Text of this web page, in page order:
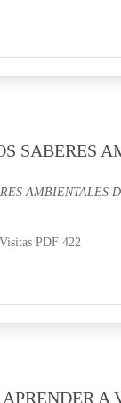
SABERES
AMBIENTALES
PDF 422
A